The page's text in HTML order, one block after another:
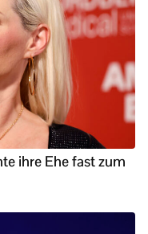
ihre Ehe fast zum